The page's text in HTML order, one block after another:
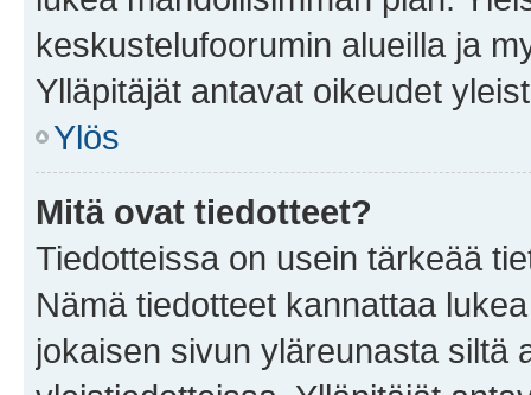
keskustelufoorumin alueilla ja
Ylläpitäjät antavat oikeudet
Ylös
Mitä ovat tiedotteet?
Tiedotteissa on usein tärkeää
Nämä tiedotteet kannattaa
jokaisen sivun yläreunasta siltä